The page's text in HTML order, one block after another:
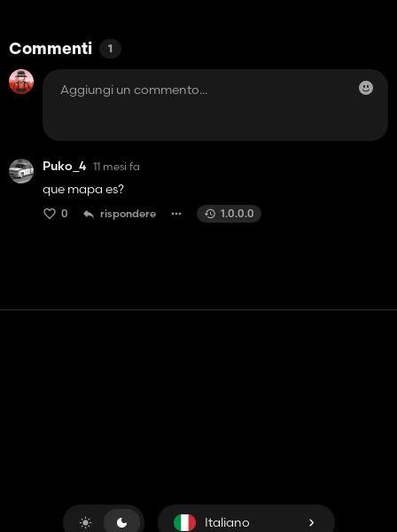
Commenti 1
Puko_4 11 mesi fa
que mapa es?
0 rispondere 1.0.0.0
Italiano